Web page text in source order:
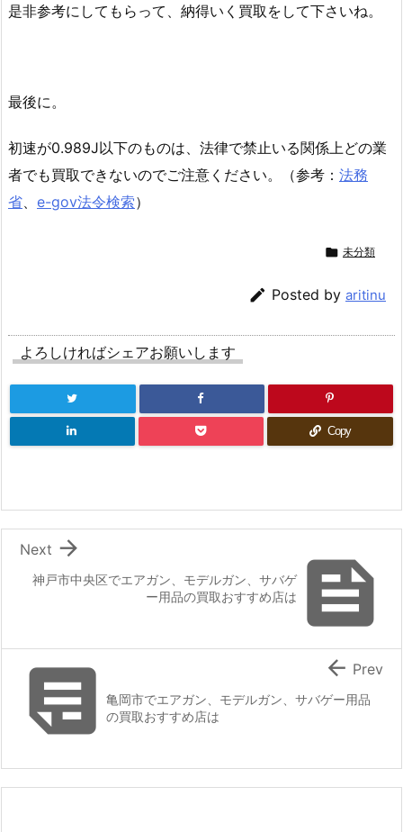
是非参考にしてもらって、納得いく買取をして下さいね。
最後に。
初速が0.989J以下のものは、法律で禁止いる関係上どの業
者でも買取できないのでご注意ください。（参考： 法務
省、 e-gov法令検索）
 未分類
 Posted by aritinu
よろしければシェアお願いします
Copy

神戸市中央区でエアガン、モデルガン、サバゲ
ー用品の買取おすすめ店は

Next
亀岡市でエアガン、モデルガン、サバゲー用品
の買取おすすめ店は
 Prev